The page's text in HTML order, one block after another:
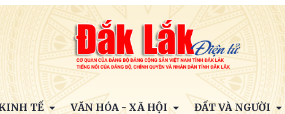
TẾ VĂN HÓA - XÃ HỘI ĐẤT VÀ NGƯỜI